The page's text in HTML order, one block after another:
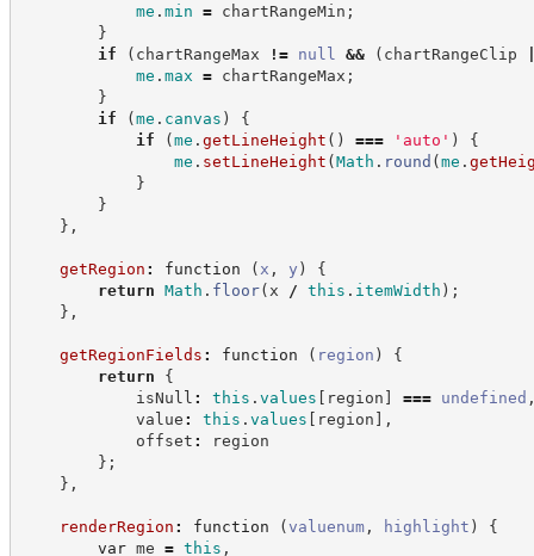
me .min = chartRangeMin ;
}
if
( chartRangeMax != null && ( chartRangeClip
me .max = chartRangeMax ;
}
if
(me . canvas )
{
if
(me .getLineHeight ( ) === ' auto ' )
{
me . setLineHeight (Math . round (me .
}
}
} ,
getRegion : function ( x , y )
{
return
Math . floor( x / this . itemWidth ) ;
} ,
getRegionFields : function ( region )
{
return
{
isNull : this .values [ region ] === undefined
value : this .values [ region ] ,
offset :
region
} ;
} ,
renderRegion : function (valuenum , highlight )
{
var me = this ,